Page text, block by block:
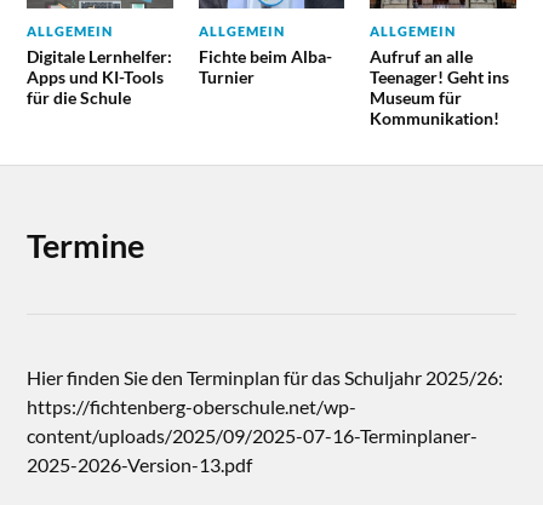
ALLGEMEIN
Digitale Lernhelfer:
Apps und KI-Tools
für die Schule
ALLGEMEIN
Fichte beim Alba-
Turnier
ALLGEMEIN
Aufruf an alle
Teenager! Geht ins
Museum für
Kommunikation!
Termine
Hier finden Sie den Terminplan für das Schuljahr 2025/26:
https://fichtenberg-oberschule.net/wp-
content/uploads/2025/09/2025-07-16-Terminplaner-
2025-2026-Version-13.pdf